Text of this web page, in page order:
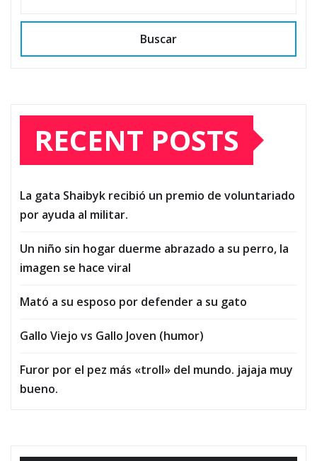
Buscar
RECENT POSTS
La gata Shaibyk recibió un premio de voluntariado
por ayuda al militar.
Un niño sin hogar duerme abrazado a su perro, la
imagen se hace viral
Mató a su esposo por defender a su gato
Gallo Viejo vs Gallo Joven (humor)
Furor por el pez más «troll» del mundo. jajaja muy
bueno.